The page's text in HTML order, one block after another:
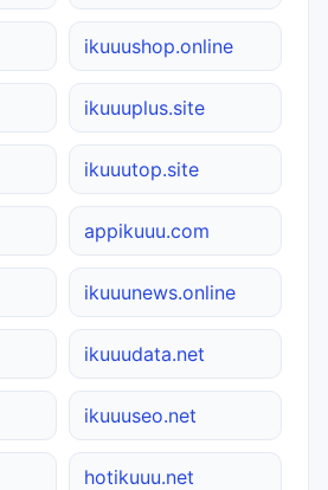
ikuuushop.online
ikuuuplus.site
ikuuutop.site
appikuuu.com
ikuuunews.online
ikuuudata.net
ikuuuseo.net
hotikuuu.net